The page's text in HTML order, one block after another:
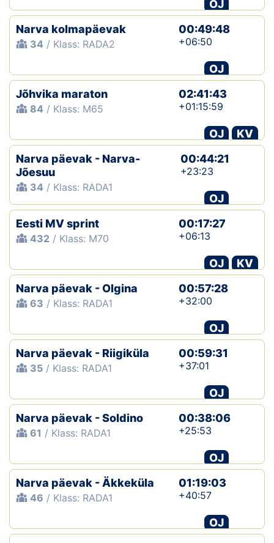
OJ
Narva kolmapäevak
34 / Klass: RADA2
00:49:48
+06:50
OJ
Jõhvika maraton
84 / Klass: M65
02:41:43
+01:15:59
OJ
KV
Narva päevak - Narva-
Jõesuu
34 / Klass: RADA1
00:44:21
+23:23
OJ
Eesti MV sprint
432 / Klass: M70
00:17:27
+06:13
OJ
KV
Narva päevak - Olgina
63 / Klass: RADA1
00:57:28
+32:00
OJ
Narva päevak - Riigiküla
35 / Klass: RADA1
00:59:31
+37:01
OJ
Narva päevak - Soldino
61 / Klass: RADA1
00:38:06
+25:53
OJ
Narva päevak - Äkkeküla
46 / Klass: RADA1
01:19:03
+40:57
OJ